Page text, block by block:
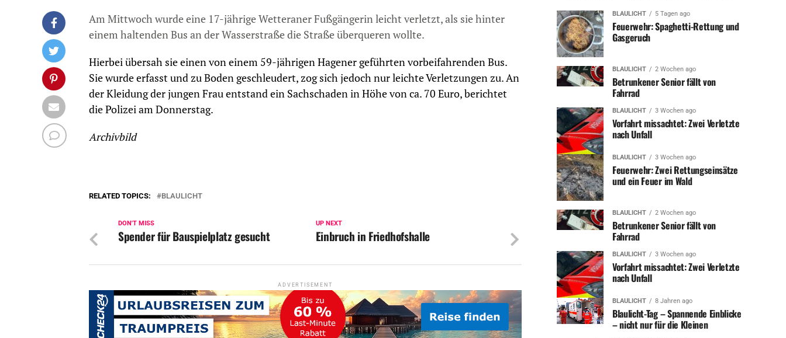
Am Mittwoch wurde eine 17-jährige Wetteraner Fußgängerin leicht verletzt, als sie hinter
einem haltenden Bus an der Wasserstraße die Straße überqueren wollte.
Hierbei übersah sie einen von einem 59-jährigen Hagener geführten vorbeifahrenden Bus.
Sie wurde erfasst und zu Boden geschleudert, zog sich jedoch nur leichte Verletzungen zu. An
der Kleidung der jungen Frau entstand ein Sachschaden in Höhe von ca. 70 Euro, berichtet
die Polizei am Donnerstag.
Archivbild
RELATED TOPICS: BLAULICHT
UP NEXT
Einbruch in Friedhofshalle
DON'T MISS
Spender für Bauspielplatz gesucht
ADVERTISEMENT
BLAULICHT 5 Tagen ago
Feuerwehr: Spaghetti-Rettung und
Gasgeruch
BLAULICHT 2 Wochen ago
Betrunkener Senior fällt von
Fahrrad
BLAULICHT 3 Wochen ago
Vorfahrt missachtet: Zwei Verletzte
nach Unfall
BLAULICHT 3 Wochen ago
Feuerwehr: Zwei Rettungseinsätze
und ein Feuer im Wald
BLAULICHT 2 Wochen ago
Betrunkener Senior fällt von
Fahrrad
BLAULICHT 3 Wochen ago
Vorfahrt missachtet: Zwei Verletzte
nach Unfall
BLAULICHT 8 Jahren ago
Blaulicht-Tag – Spannende Einblicke
– nicht nur für die Kleinen